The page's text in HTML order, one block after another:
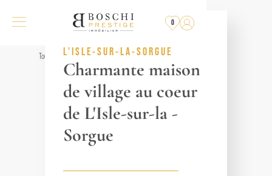
0
Tous les biensL'ISLE-SUR-LA-SORGUE
Charmante maison
de village au coeur
de L'Isle-sur-la -
Sorgue